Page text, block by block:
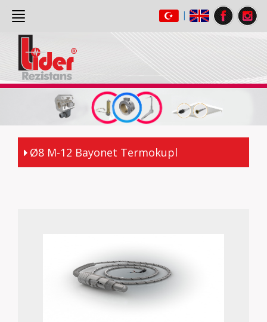
|
ANASAYFA
(current)
HAKKIMIZDA
Ø8 M-12 Bayonet Termokupl